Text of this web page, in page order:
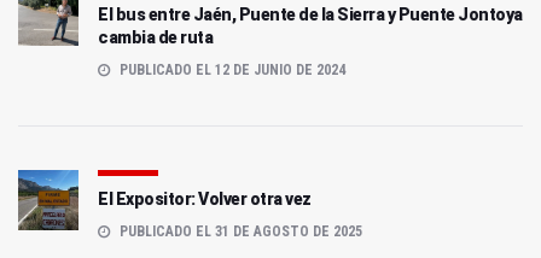
El bus entre Jaén, Puente de la Sierra y Puente Jontoya
cambia de ruta
PUBLICADO EL 12 DE JUNIO DE 2024
El Expositor: Volver otra vez
PUBLICADO EL 31 DE AGOSTO DE 2025